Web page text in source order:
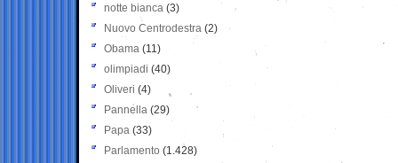
notte bianca (3)
Nuovo Centrodestra (2)
Obama (11)
olimpiadi (40)
Oliveri (4)
Pannella (29)
Papa (33)
Parlamento (1.428)